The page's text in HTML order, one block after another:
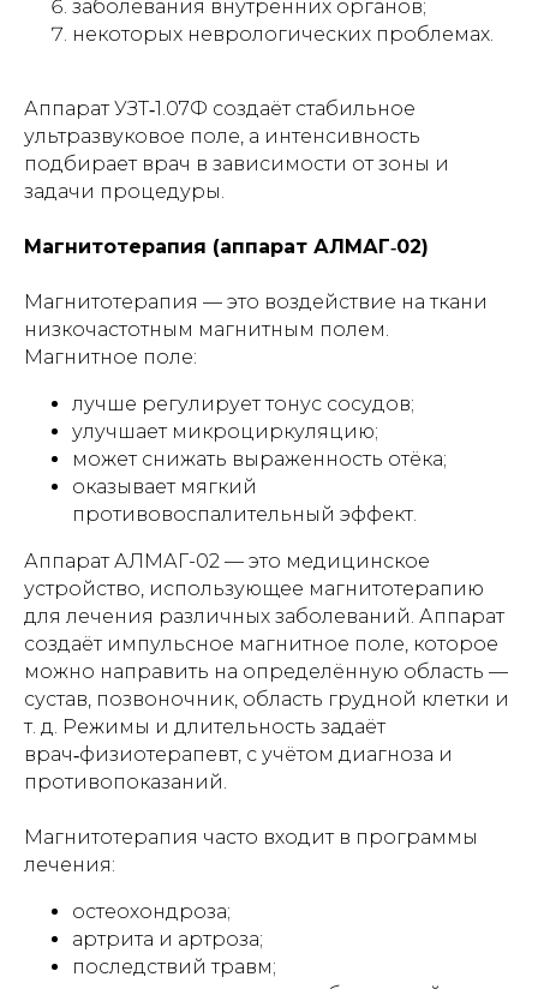
заболевания внутренних органов;
некоторых неврологических проблемах.
Аппарат УЗТ‑1.07Ф создаёт стабильное
ультразвуковое поле, а интенсивность
подбирает врач в зависимости от зоны и
задачи процедуры.
Магнитотерапия (аппарат АЛМАГ‑02)
Магнитотерапия — это воздействие на ткани
низкочастотным магнитным полем.
Магнитное поле:
лучше регулирует тонус сосудов;
улучшает микроциркуляцию;
может снижать выраженность отёка;
оказывает мягкий
противовоспалительный эффект.
Аппарат АЛМАГ-02 — это медицинское
устройство, использующее магнитотерапию
для лечения различных заболеваний. Аппарат
создаёт импульсное магнитное поле, которое
можно направить на определённую область —
сустав, позвоночник, область грудной клетки и
т. д. Режимы и длительность задаёт
врач‑физиотерапевт, с учётом диагноза и
противопоказаний.
Магнитотерапия часто входит в программы
лечения:
остеохондроза;
артрита и артроза;
последствий травм;